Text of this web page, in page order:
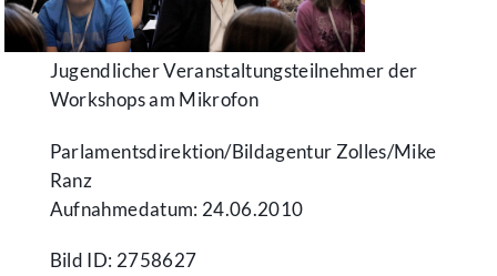
Jugendlicher Veranstaltungsteilnehmer der
Workshops am Mikrofon
Parlamentsdirektion/​Bildagentur Zolles/​Mike
Ranz
Aufnahmedatum: 24.06.2010
Bild ID: 2758627